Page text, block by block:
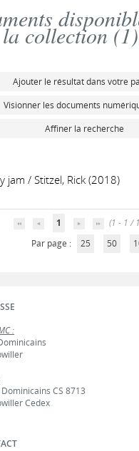
collection (1)
Ajouter le résultat dans votre
Visionner les documents
Affiner la recherche
jam / Stitzel, Rick (2018)
1
(1 - 1 /
Par page :
25 50
:
CS 8713
Cedex